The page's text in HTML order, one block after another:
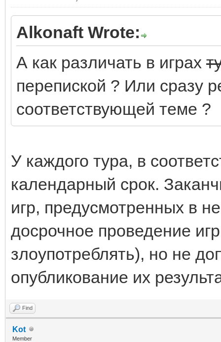
Alkonaft Wrote:
А как различать в играх
перепиской ? Или сразу
соответствующей теме ?
У каждого тура, в
календарный срок.
игр, предусмотренных в
досрочное проведение
злоупотреблять), но не
опубликование их
Find
Kot
Member